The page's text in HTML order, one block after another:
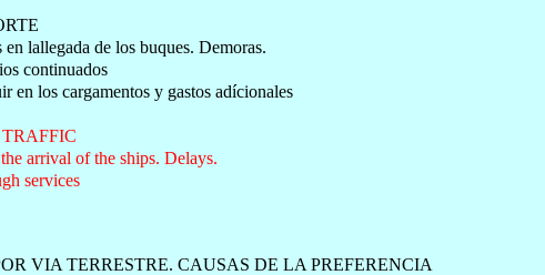
lallegada de los buques. Demoras.
continuados
en los cargamentos y gastos adícionales
arrival of the ships. Delays.
services
VIA TERRESTRE. CAUSAS DE LA PREFERENCIA